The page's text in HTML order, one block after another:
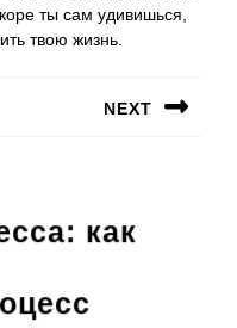
ты сам удивишься,
твою жизнь.
NEXT
как